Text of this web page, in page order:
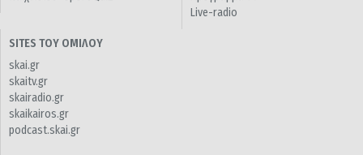
Live-radio
SITES ΤΟΥ ΟΜΙΛΟΥ
skai.gr
skaitv.gr
skairadio.gr
skaikairos.gr
podcast.skai.gr